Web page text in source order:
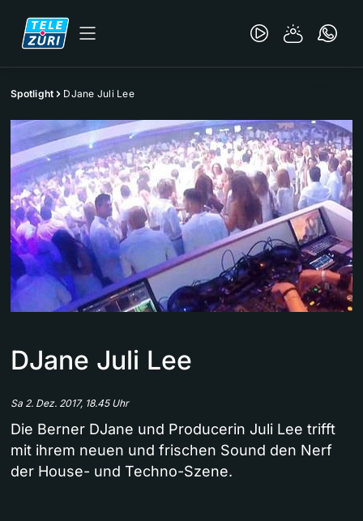
Spotlight DJane Juli Lee
DJane Juli Lee
Sa 2. Dez. 2017, 18.45 Uhr
Die Berner DJane und Producerin Juli Lee trifft
mit ihrem neuen und frischen Sound den Nerf
der House- und Techno-Szene.